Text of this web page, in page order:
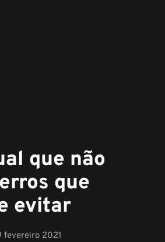
que não
que
evitar
fevereiro 2021